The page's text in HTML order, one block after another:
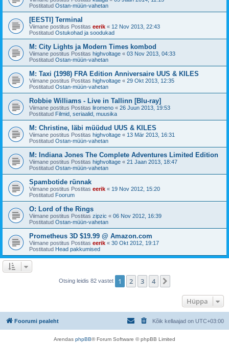
Postitatud Ostan-müün-vahetan
[EESTI] Terminal
Viimane postitus Postitas eerik « 12 Nov 2013, 22:43
Postitatud Ostukohad ja soodukad
M: City Lights ja Modern Times kombod
Viimane postitus Postitas highvoltage « 03 Nov 2013, 04:33
Postitatud Ostan-müün-vahetan
M: Taxi (1998) FRA Edition Anniversaire UUS & KILES
Viimane postitus Postitas highvoltage « 29 Okt 2013, 12:35
Postitatud Ostan-müün-vahetan
Robbie Williams - Live in Tallinn [Blu-ray]
Viimane postitus Postitas liromeno « 26 Juun 2013, 19:53
Postitatud Filmid, seriaalid, muusika
M: Christine, läbi müüdud UUS & KILES
Viimane postitus Postitas highvoltage « 13 Mär 2013, 16:31
Postitatud Ostan-müün-vahetan
M: Indiana Jones The Complete Adventures Limited Edition
Viimane postitus Postitas highvoltage « 21 Jaan 2013, 18:47
Postitatud Ostan-müün-vahetan
Spambotide rünnak
Viimane postitus Postitas eerik « 19 Nov 2012, 15:20
Postitatud Foorum
O: Lord of the Rings
Viimane postitus Postitas zipzic « 06 Nov 2012, 16:39
Postitatud Ostan-müün-vahetan
Prometheus 3D $19.99 @ Amazon.com
Viimane postitus Postitas eerik « 30 Okt 2012, 19:17
Postitatud Head pakkumised
Otsing leidis 82 vastet 1 2 3 4
Hüppa
Foorumi pealeht Kõik kellaajad on UTC+03:00
Arendas phpBB® Forum Software © phpBB Limited